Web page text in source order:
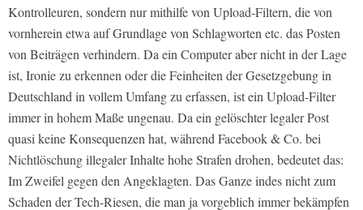
Kontrolleuren, sondern nur mithilfe von Upload-Filtern, die von
vornherein etwa auf Grundlage von Schlagworten etc. das Posten
von Beiträgen verhindern. Da ein Computer aber nicht in der Lage
ist, Ironie zu erkennen oder die Feinheiten der Gesetzgebung in
Deutschland in vollem Umfang zu erfassen, ist ein Upload-Filter
immer in hohem Maße ungenau. Da ein gelöschter legaler Post
quasi keine Konsequenzen hat, während Facebook & Co. bei
Nichtlöschung illegaler Inhalte hohe Strafen drohen, bedeutet das:
Im Zweifel gegen den Angeklagten. Das Ganze indes nicht zum
Schaden der Tech-Riesen, die man ja vorgeblich immer bekämpfen